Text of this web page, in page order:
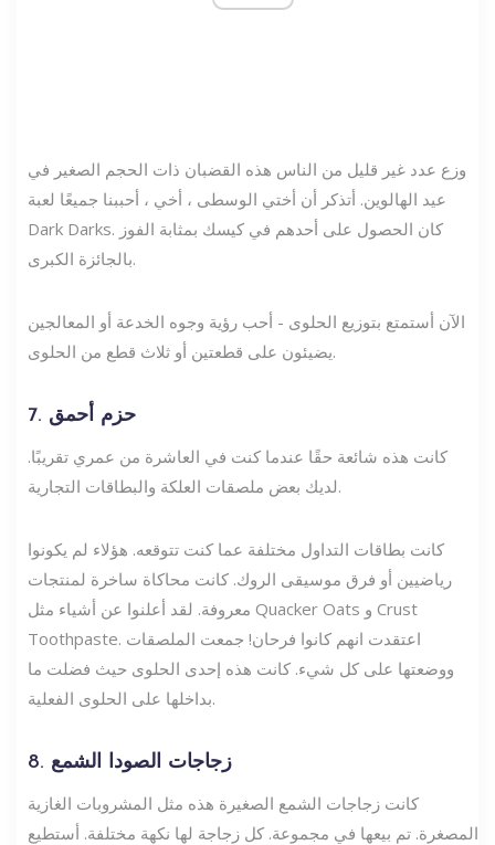
وزع عدد غير قليل من الناس هذه القضبان ذات الحجم الصغير في
عيد الهالوين. أتذكر أن أختي الوسطى ، أخي ، أحببنا جميعًا لعبة
Dark Darks. كان الحصول على أحدهم في كيسك بمثابة الفوز
بالجائزة الكبرى.
الآن أستمتع بتوزيع الحلوى - أحب رؤية وجوه الخدعة أو المعالجين
يضيئون على قطعتين أو ثلاث قطع من الحلوى.
7. حزم أحمق
كانت هذه شائعة حقًا عندما كنت في العاشرة من عمري تقريبًا.
لديك بعض ملصقات العلكة والبطاقات التجارية.
كانت بطاقات التداول مختلفة عما كنت تتوقعه. هؤلاء لم يكونوا
رياضيين أو فرق موسيقى الروك. كانت محاكاة ساخرة لمنتجات
معروفة. لقد أعلنوا عن أشياء مثل Quacker Oats و Crust
Toothpaste. اعتقدت انهم كانوا فرحان! جمعت الملصقات
ووضعتها على كل شيء. كانت هذه إحدى الحلوى حيث فضلت ما
بداخلها على الحلوى الفعلية.
8. زجاجات الصودا الشمع
كانت زجاجات الشمع الصغيرة هذه مثل المشروبات الغازية
المصغرة. تم بيعها في مجموعة. كل زجاجة لها نكهة مختلفة. أستطيع